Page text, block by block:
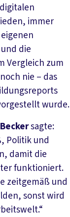
immer
die
Vergleich zum
nie – das
wurde.
sagte:
Politik und
damit die
funktioniert.
zeitgemäß und
sonst wird